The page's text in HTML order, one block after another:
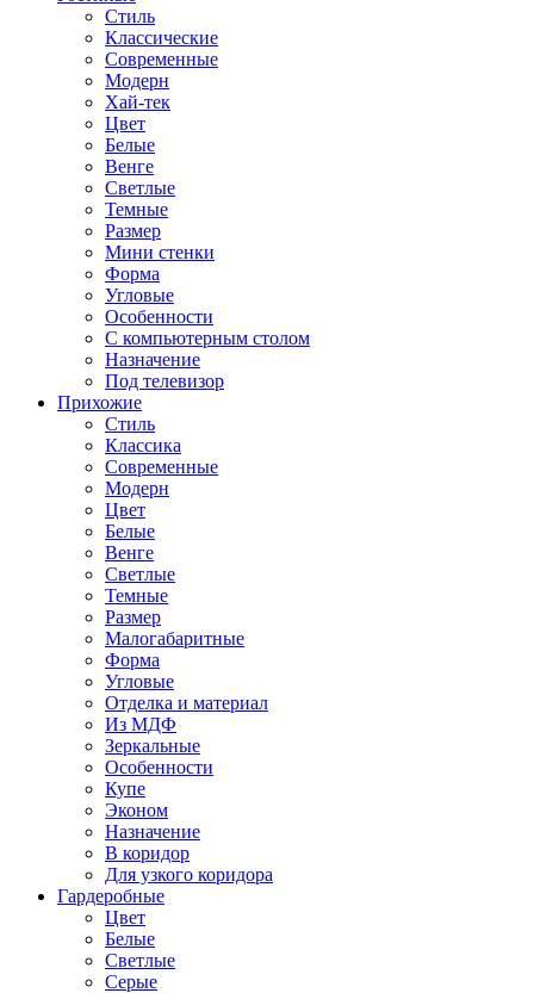
Стиль
Классические
Современные
Модерн
Хай-тек
Цвет
Белые
Венге
Светлые
Темные
Размер
Мини стенки
Форма
Угловые
Особенности
С компьютерным столом
Назначение
Под телевизор
Прихожие
Стиль
Классика
Современные
Модерн
Цвет
Белые
Венге
Светлые
Темные
Размер
Малогабаритные
Форма
Угловые
Отделка и материал
Из МДФ
Зеркальные
Особенности
Купе
Эконом
Назначение
В коридор
Для узкого коридора
Гардеробные
Цвет
Белые
Светлые
Серые